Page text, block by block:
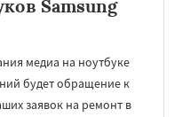
Samsung
медиа на ноутбуке
будет обращение к
заявок на ремонт в